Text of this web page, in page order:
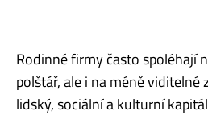
Rodinné firmy často spoléhají
polštář, ale i na méně viditelné
lidský, sociální a kulturní